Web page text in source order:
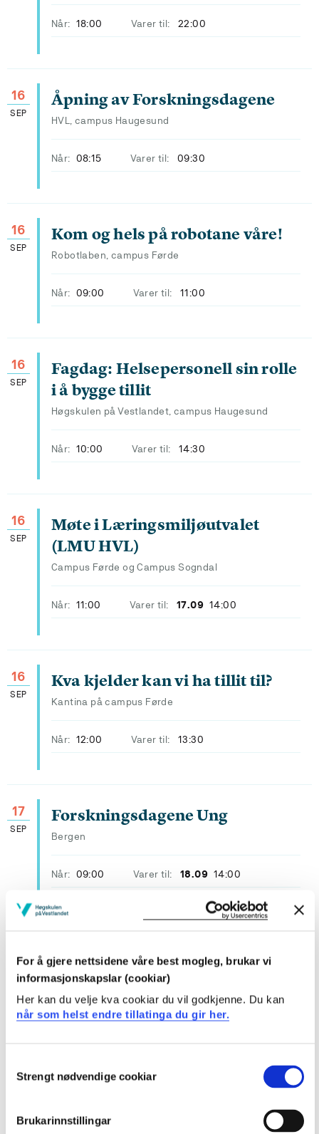
For å gjere nettsidene våre best mogleg, brukar vi
informasjonskapslar (cookiar)
Her kan du velje kva cookiar du vil godkjenne. Du kan
når som helst endre tillatinga du gir her.
Selection
Strengt nødvendige cookiar
Brukarinnstillingar
Når: 18:00 Varer til: 22:00
16
SEP
Åpning av Forskningsdagene
HVL, campus Haugesund
Når: 08:15 Varer til: 09:30
16
SEP
Kom og hels på robotane våre!
Robotlaben, campus Førde
Når: 09:00 Varer til: 11:00
16
SEP
Fagdag: Helsepersonell sin rolle
i å bygge tillit
Høgskulen på Vestlandet, campus Haugesund
Når: 10:00 Varer til: 14:30
16
SEP
Møte i Læringsmiljøutvalet
(LMU HVL)
Campus Førde og Campus Sogndal
Når: 11:00 Varer til: 17.09 14:00
16
SEP
Kva kjelder kan vi ha tillit til?
Kantina på campus Førde
Når: 12:00 Varer til: 13:30
17
SEP
Forskningsdagene Ung
Bergen
Når: 09:00 Varer til: 18.09 14:00
SEP
Forskningsdagene:
Populærvitenskapelig
forskerlunsj
Biblioteket, Høgskulen på Vestlandet, campus Stord
17 Når student dør av selvmord: